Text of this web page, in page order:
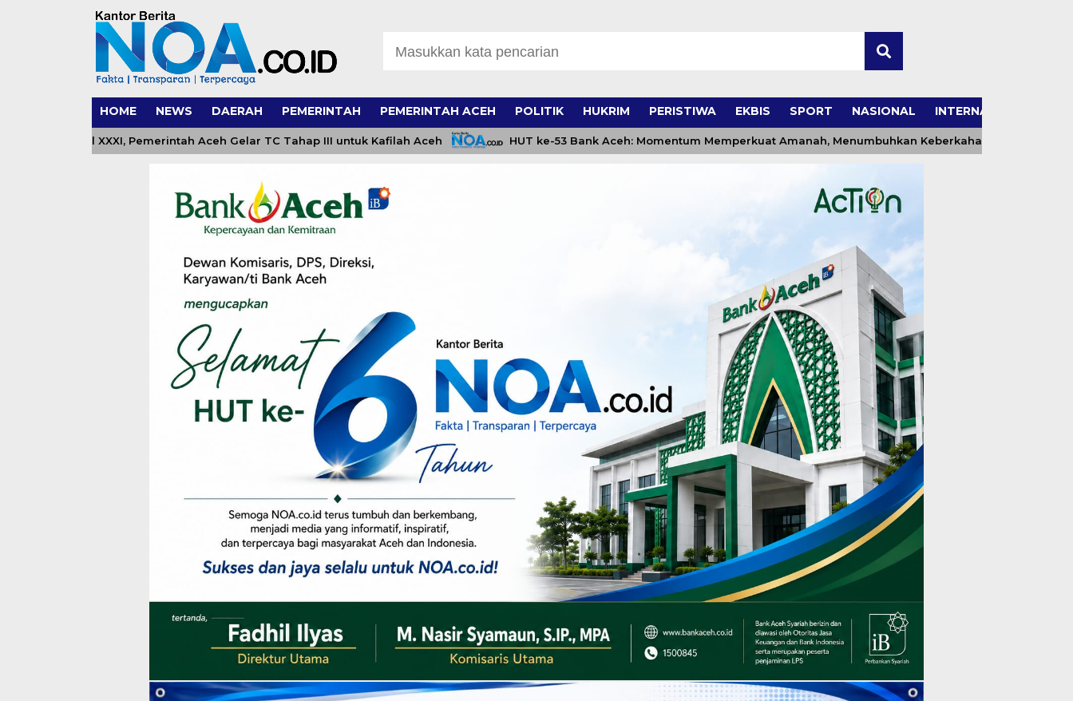
HOME NEWS DAERAH PEMERINTAH PEMERINTAH ACEH POLITIK HUKRIM PERISTIWA EKBIS SPORT NASIONAL INTERNASIONAL
Nasional XXXI, Pemerintah Aceh Gelar TC Tahap III untuk Kafilah Aceh HUT ke-53 Bank Aceh: Momentum Memperkuat Amanah, Menumbuhkan Keberkahan Bagi Aceh